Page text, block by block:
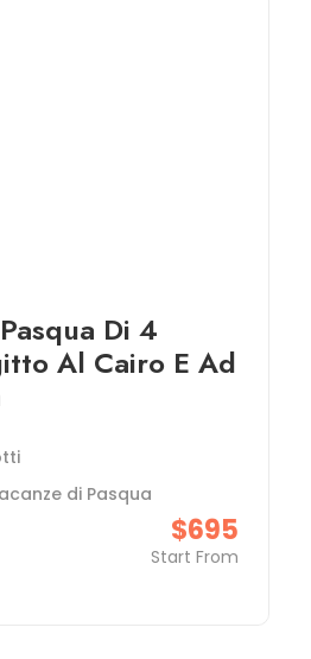
Di 4
Al Cairo E Ad
$695
Start From
di Pasqua